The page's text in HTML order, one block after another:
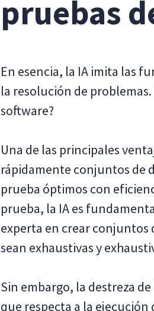
pruebas
En esencia, la IA imita las
la resolución de
software?
Una de las principales
rápidamente conjuntos de
prueba óptimos con
prueba, la IA es
experta en crear conjuntos
sean exhaustivas y
Sin embargo, la destreza
que respecta a la ejecución